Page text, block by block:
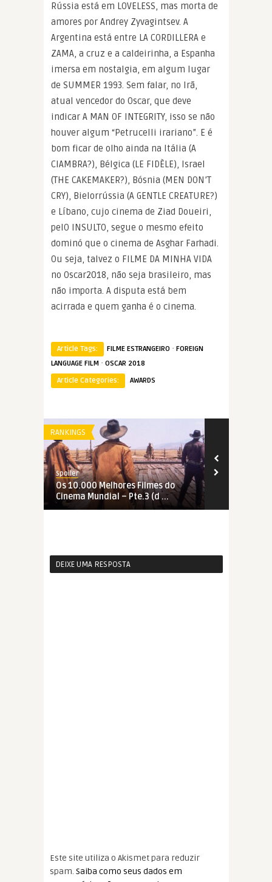
Rússia está em LOVELESS, mas morta de
amores por Andrey Zyvagintsev. A
Argentina está entre LA CORDILLERA e
ZAMA, a cruz e a caldeirinha, a Espanha
imersa em nostalgia, em algum lugar
de SUMMER 1993. Sem falar, no Irã,
atual vencedor do Oscar, que deve
indicar A MAN OF INTEGRITY, isso se não
houver algum “Petrucelli irariano”. E é
bom ficar de olho ainda na Itália (A
CIAMBRA?), Bélgica (LE FIDÈLE), Israel
(THE CAKEMAKER?), Bósnia (MEN DON’T
CRY), Bielorrússia (A GENTLE CREATURE?)
e Líbano, cujo cinema de Ziad Doueiri,
pelO INSULTO, segue o mesmo efeito
dominó que o cinema de Asghar Farhadi.
Ou seja, talvez o FILME DA MINHA VIDA
no Oscar2018, não seja brasileiro, mas
não importa. A disputa está bem
acirrada e quem ganha é o cinema.
Article Tags: FILME ESTRANGEIRO · FOREIGN
LANGUAGE FILM · OSCAR 2018
Article Categories:
AWARDS
RANKINGS
Spoiler
Os 10.000 Melhores Filmes do
Cinema Mundial – Pte.3 (d ...
DEIXE UMA RESPOSTA
Este site utiliza o Akismet para reduzir
spam. Saiba como seus dados em